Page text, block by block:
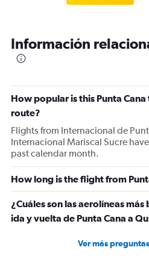
Información
How popular is this Punta
route?
Flights from Internacional de
Internacional Mariscal Sucre
past calendar month.
How long is the flight from
¿Cuáles son las aerolíneas
ida y vuelta de Punta Cana a
Ver más